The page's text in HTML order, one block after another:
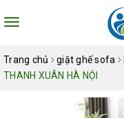
Toggle
Trang chủ giặt ghế sofa
THANH XUÂN HÀ NỘI